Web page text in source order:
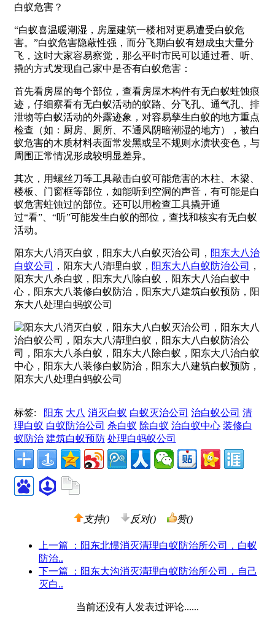
白蚁危害？
“白蚁喜温暖潮湿，房屋建筑一楼相对更易遭受白蚁危
害。”白蚁危害隐蔽性强，而分飞期白蚁有翅成虫大量分
飞，这时大家容易察觉，那么平时市民可以通过看、听、
撬的方式发现自己家中是否有白蚁危害：
首先看房屋的每个部位，查看房屋木构件有无白蚁蛀蚀痕
迹，仔细察看有无白蚁活动的蚁路、分飞孔、通气孔、排
泄物等白蚁活动的外露迹象，对容易孳生白蚁的地方重点
检查（如：厨房、厕所、不通风阴暗潮湿的地方），被白
蚁危害的木质材料表面常发黑或呈不规则水渍状变色，与
周围正常情况形成较明显差异。
其次，用螺丝刀等工具敲击白蚁可能危害的木柱、木梁、
楼板、门窗框等部位，如能听到空洞的声音，有可能是白
蚁危害蛀蚀过的部位。还可以用检查工具撬开通
过“看”、“听”可能发生白蚁的部位，查找和核实有无白蚁
活动。
阳东大八消灭白蚁，阳东大八白蚁灭治公司， 阳东大八治
白蚁公司
，阳东大八清理白蚁， 阳东大八白蚁防治公司
，
阳东大八杀白蚁，阳东大八除白蚁，阳东大八治白蚁中
心，阳东大八装修白蚁防治，阳东大八建筑白蚁预防，阳
东大八处理白蚂蚁公司
标签: 阳东 大八 消灭白蚁 白蚁灭治公司 治白蚁公司 清
理白蚁 白蚁防治公司 杀白蚁 除白蚁 治白蚁中心 装修白
蚁防治 建筑白蚁预防 处理白蚂蚁公司
支持() 反对() 赞()
上一篇
：阳东北惯消灭清理白蚁防治所公司，白蚁
防治..
下一篇
：阳东大沟消灭清理白蚁防治所公司，自己
灭白..
当前还没有人发表过评论......